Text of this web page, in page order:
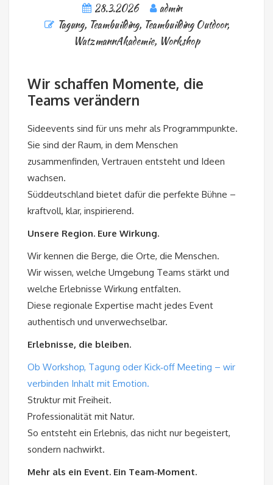
28.3.2026
admin
Tagung, Teambuilding, Teambuilding Outdoor,
WatzmannAkademie, Workshop
Wir schaffen Momente, die
Teams verändern
Sideevents sind für uns mehr als Programmpunkte.
Sie sind der Raum, in dem Menschen
zusammenfinden, Vertrauen entsteht und Ideen
wachsen.
Süddeutschland bietet dafür die perfekte Bühne –
kraftvoll, klar, inspirierend.
Unsere Region. Eure Wirkung.
Wir kennen die Berge, die Orte, die Menschen.
Wir wissen, welche Umgebung Teams stärkt und
welche Erlebnisse Wirkung entfalten.
Diese regionale Expertise macht jedes Event
authentisch und unverwechselbar.
Erlebnisse, die bleiben.
Ob Workshop, Tagung oder Kick‑off Meeting – wir
verbinden Inhalt mit Emotion.
Struktur mit Freiheit.
Professionalität mit Natur.
So entsteht ein Erlebnis, das nicht nur begeistert,
sondern nachwirkt.
Mehr als ein Event. Ein Team‑Moment.